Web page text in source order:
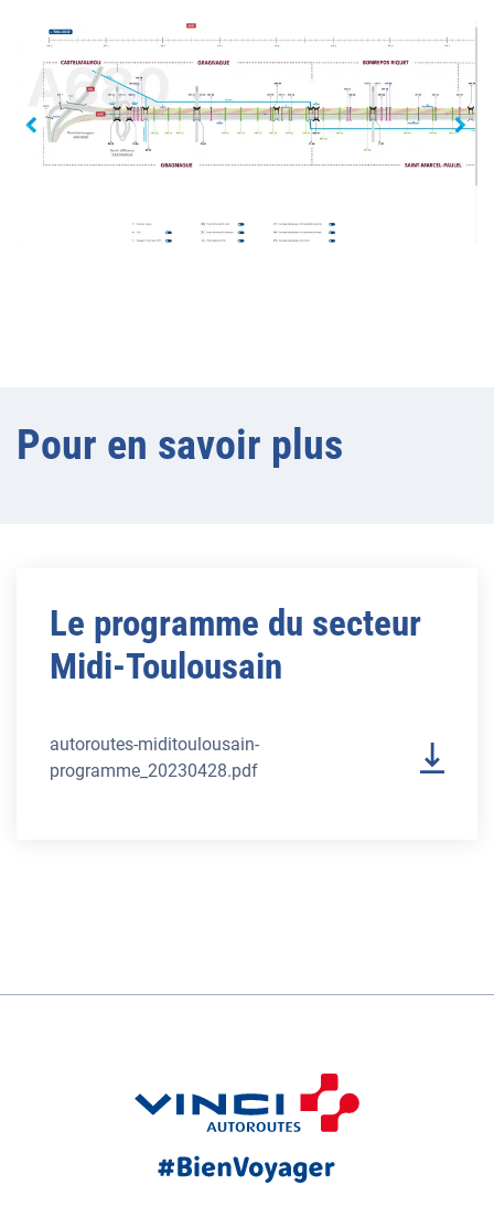
Pour en savoir plus
Le programme du secteur
Midi-Toulousain
autoroutes-miditoulousain-
programme_20230428.pdf